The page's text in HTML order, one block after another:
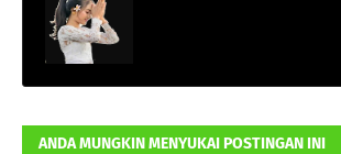
ANDA MUNGKIN MENYUKAI POSTINGAN INI